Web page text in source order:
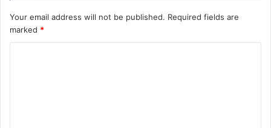
Your email address will not be published. Required fields are
marked *